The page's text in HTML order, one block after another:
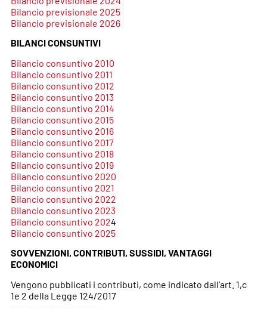
Bilancio previsionale 2025
Bilancio previsionale 2026
BILANCI CONSUNTIVI
Bilancio consuntivo 2010
Bilancio consuntivo 2011
Bilancio consuntivo 2012
Bilancio consuntivo 2013
Bilancio consuntivo 2014
Bilancio consuntivo 2015
Bilancio consuntivo 2016
Bilancio consuntivo 2017
Bilancio consuntivo 2018
Bilancio consuntivo 2019
Bilancio consuntivo 2020
Bilancio consuntivo 2021
Bilancio consuntivo 2022
Bilancio consuntivo 2023
Bilancio consuntivo 2024
Bilancio consuntivo 2025
SOVVENZIONI, CONTRIBUTI, SUSSIDI, VANTAGGI
ECONOMICI
Vengono pubblicati i contributi, come indicato dall’art. 1,c
1e 2 della Legge 124/2017